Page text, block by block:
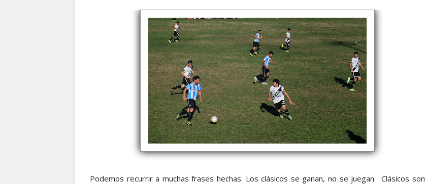
Podemos recurrir a muchas frases hechas. Los clásicos se ganan, no se juegan. Clásicos son